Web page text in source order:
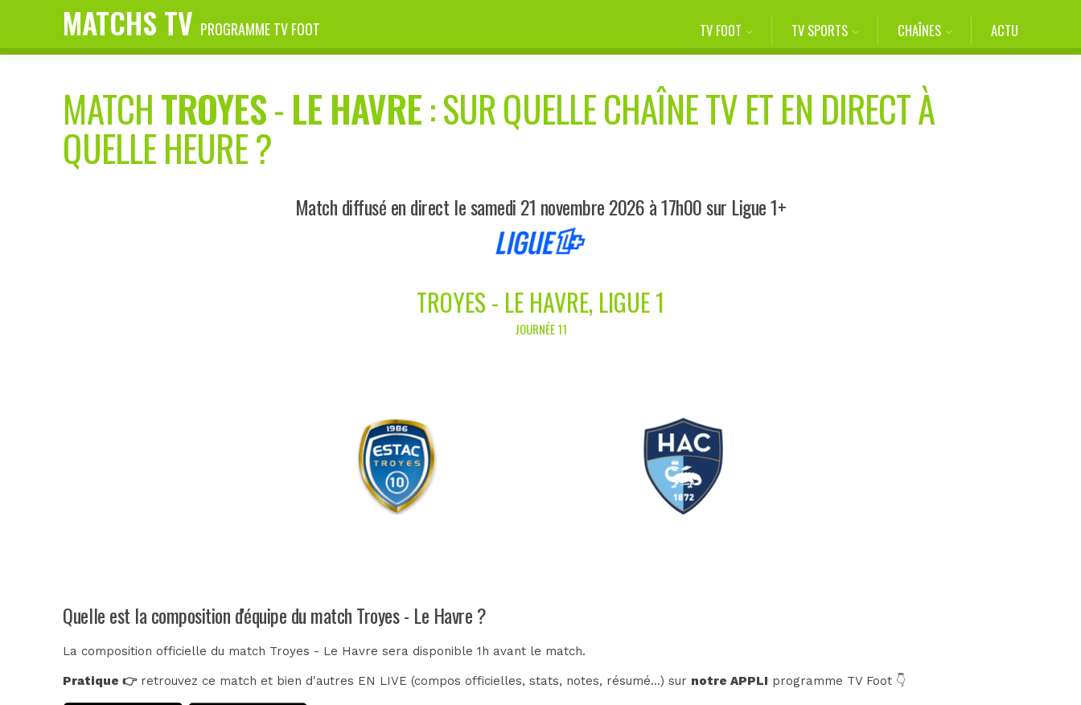
MATCHS TV PROGRAMME TV FOOT TV FOOT TV SPORTS CHAÎNES ACTU
MATCHTROYES-LE HAVRE: SUR QUELLE CHAÎNE TV ET EN DIRECT À
QUELLE HEURE ?
Match diffusé en direct le samedi 21 novembre 2026 à 17h00 sur Ligue 1+
TROYES - LE HAVRE, LIGUE 1
JOURNÉE 11
Quelle est la composition d'équipe du match Troyes - Le Havre ?
La composition officielle du match Troyes - Le Havre sera disponible 1h avant le match.
Pratique 👉retrouvez ce match et bien d'autres EN LIVE (compos officielles, stats, notes, résumé...) sur notre APPLI programme TV Foot 👇